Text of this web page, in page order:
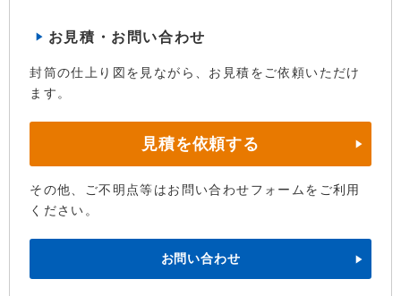
お見積・お問い合わせ
封筒の仕上り図を見ながら、お見積をご依頼いただけ
ます。
見積を依頼する
その他、ご不明点等はお問い合わせフォームをご利用
ください。
お問い合わせ